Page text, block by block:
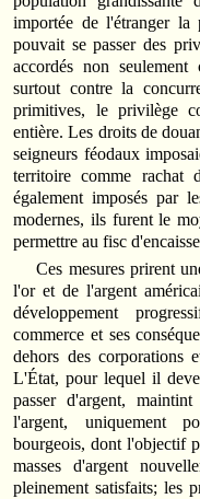
importée de l'étranger la
pouvait se passer des
accordés non
surtout contre la
primitives, le privilège
entière. Les droits de
seigneurs féodaux
territoire comme rachat
également imposés par
modernes, ils furent le
permettre au fisc
Ces mesures prirent
l'or et de l'argent
développement
commerce et ses
dehors des corporations
L'État, pour lequel il
passer d'argent,
l'argent, uniquement
bourgeois, dont l'objectif
masses d'argent
pleinement satisfaits; les